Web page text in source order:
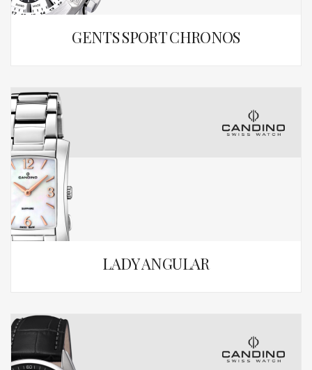
GENTS SPORT CHRONOS
LADY ANGULAR